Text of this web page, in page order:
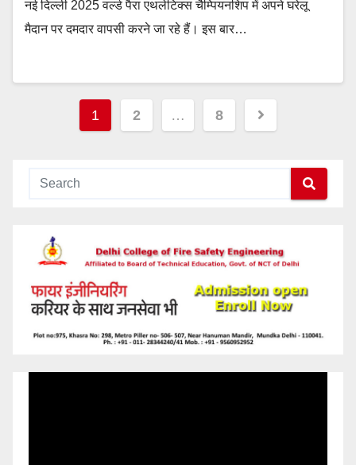
नई दिल्ली 2025 वर्ल्ड पैरा एथलेटिक्स चैम्पियनशिप में अपने घरेलू
मैदान पर दमदार वापसी करने जा रहे हैं। इस बार…
Posts
1 2 … 8